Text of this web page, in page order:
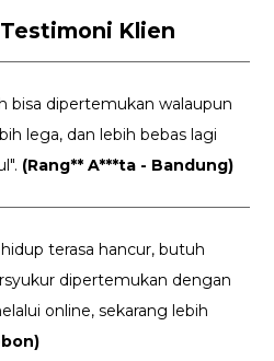
Klien
bisa dipertemukan walaupun
lega, dan lebih bebas lagi
(Rang** A***ta - Bandung)
terasa hancur, butuh
dipertemukan dengan
online, sekarang lebih